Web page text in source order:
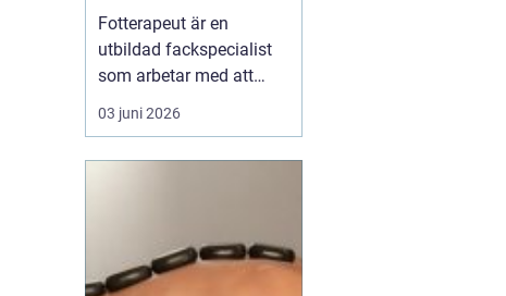
starkare fötter
Fotterapeut är en
utbildad fackspecialist
som arbetar med att
förebygga, behandla och
lindra problem i fötter
tid utan att söka hjälp,
trots att rätt behandling
03 juni 2026